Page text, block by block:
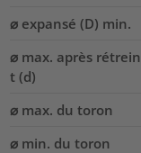
⌀ expansé (D) min.
⌀ max. après rétrein
t (d)
⌀ max. du toron
⌀ min. du toron